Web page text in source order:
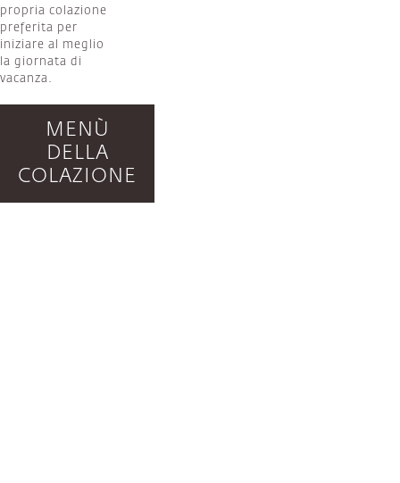
propria colazione
preferita per
iniziare al meglio
la giornata di
vacanza.
MENÙ
DELLA
COLAZIONE